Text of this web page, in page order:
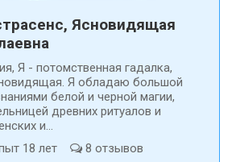
Ясновидящая
Я - потомственная гадалка,
Я обладаю большой
белой и черной магии,
древних ритуалов и
и...
18 лет 8 отзывов